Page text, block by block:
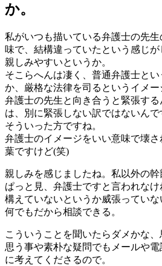
か。
私がいつも描いている弁護士の先
味で、結構違っていたという感じが
親しみやすいというか。
そこらへんは凄く、普通弁護士と
か、厳格な法律を司るというイメー
弁護士の先生と向き合うと緊張す
は、別に緊張しない訳ではないんで
そういった方ですね。
弁護士のイメージをいい意味で壊
葉ですけど(笑)
親しみを感じましたね。私以外の幹
ぱっと見、弁護士ですと言われなけ
構えていないというか威張っていな
何でもだから相談できる。
こういうことを聞いたらダメかな
思う事や素朴な疑問でもメールや
に考えてくださるので。